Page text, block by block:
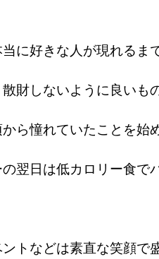
に好きな人が現れるま
財しないように良いも
ら憧れていたことを始
翌日は低カロリー食で
トなどは素直な笑顔で